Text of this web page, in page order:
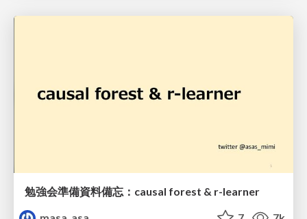
勉強会準備資料備忘：causal forest & r-learner